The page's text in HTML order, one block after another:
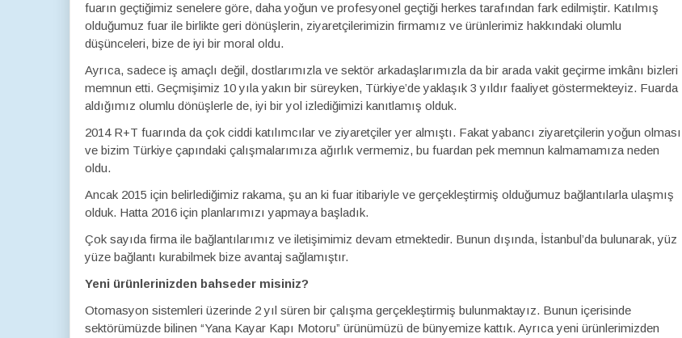
fuarın geçtiğimiz senelere göre, daha yoğun ve profesyonel geçtiği herkes tarafından fark edilmiştir. Katılmış
olduğumuz fuar ile birlikte geri dönüşlerin, ziyaretçilerimizin firmamız ve ürünlerimiz hakkındaki olumlu
düşünceleri, bize de iyi bir moral oldu.
Ayrıca, sadece iş amaçlı değil, dostlarımızla ve sektör arkadaşlarımızla da bir arada vakit geçirme imkânı bizleri
memnun etti. Geçmişimiz 10 yıla yakın bir süreyken, Türkiye’de yaklaşık 3 yıldır faaliyet göstermekteyiz. Fuarda
aldığımız olumlu dönüşlerle de, iyi bir yol izlediğimizi kanıtlamış olduk.
2014 R+T fuarında da çok ciddi katılımcılar ve ziyaretçiler yer almıştı. Fakat yabancı ziyaretçilerin yoğun olması
ve bizim Türkiye çapındaki çalışmalarımıza ağırlık vermemiz, bu fuardan pek memnun kalmamamıza neden
oldu.
Ancak 2015 için belirlediğimiz rakama, şu an ki fuar itibariyle ve gerçekleştirmiş olduğumuz bağlantılarla ulaşmış
olduk. Hatta 2016 için planlarımızı yapmaya başladık.
Çok sayıda firma ile bağlantılarımız ve iletişimimiz devam etmektedir. Bunun dışında, İstanbul’da bulunarak, yüz
yüze bağlantı kurabilmek bize avantaj sağlamıştır.
Yeni ürünlerinizden bahseder misiniz?
Otomasyon sistemleri üzerinde 2 yıl süren bir çalışma gerçekleştirmiş bulunmaktayız. Bunun içerisinde
sektörümüzde bilinen “Yana Kayar Kapı Motoru” ürünümüzü de bünyemize kattık. Ayrıca yeni ürünlerimizden